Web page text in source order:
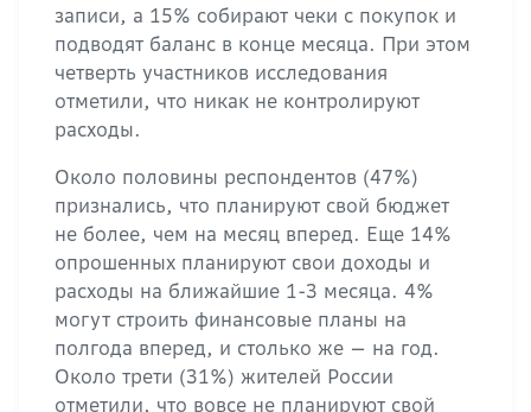
записи, а 15% собирают чеки с покупок и
подводят баланс в конце месяца. При этом
четверть участников исследования
отметили, что никак не контролируют
расходы.
Около половины респондентов (47%)
признались, что планируют свой бюджет
не более, чем на месяц вперед. Еще 14%
опрошенных планируют свои доходы и
расходы на ближайшие 1-3 месяца. 4%
могут строить финансовые планы на
полгода вперед, и столько же — на год.
Около трети (31%) жителей России
отметили, что вовсе не планируют свой